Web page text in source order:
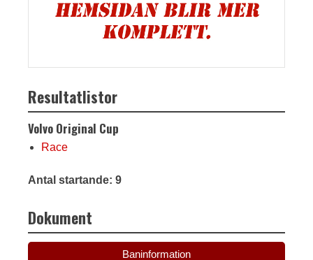
Resultatlistor
Volvo Original Cup
Race
Antal startande: 9
Dokument
Baninformation